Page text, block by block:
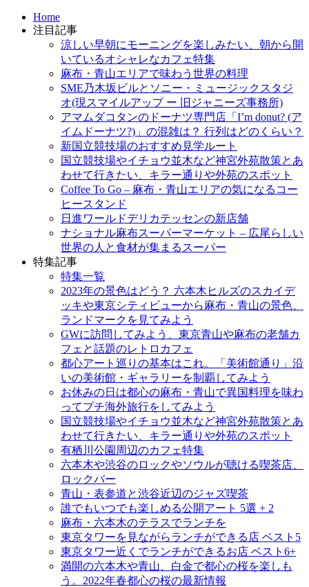
テ
ン
ツ
ス
キ
プ
Home
注目記事
涼しい早朝にモーニングを楽しみたい、朝から開
いているオシャレなカフェ特集
麻布・青山エリアで味わう世界の料理
SME乃木坂ビルとソニー・ミュージックスタジ
オ(現スマイルアップ ー 旧ジャニーズ事務所)
アマムダコタンのドーナツ専門店「I’m donut? (ア
イムドーナツ?)」の混雑は？ 行列はどのくらい？
新国立競技場のおすすめ見学ルート
国立競技場やイチョウ並木など神宮外苑散策とあ
わせて行きたい、キラー通りや外苑のスポット
Coffee To Go – 麻布・青山エリアの気になるコー
ヒースタンド
日進ワールドデリカテッセンの新店舗
ナショナル麻布スーパーマーケット – 広尾らしい
世界の人と食材が集まるスーパー
特集記事
特集一覧
2023年の景色はどう？ 六本木ヒルズのスカイデ
ッキや東京シティビューから麻布・青山の景色、
ランドマークを見てみよう
GWに訪問してみよう、東京青山や麻布の老舗カ
フェと話題のレトロカフェ
都心アート巡りの基本はこれ。「美術館通り」沿
いの美術館・ギャラリーを制覇してみよう
お休みの日は都心の麻布・青山で異国料理を味わ
ってプチ海外旅行をしてみよう
国立競技場やイチョウ並木など神宮外苑散策とあ
わせて行きたい、キラー通りや外苑のスポット
有栖川公園周辺のカフェ特集
六本木や渋谷のロックやソウルが聴ける喫茶店、
ロックバー
青山・表参道と渋谷近辺のジャズ喫茶
誰でもいつでも楽しめる公開アート 5選 + 2
麻布・六本木のテラスでランチを
東京タワーを見ながらランチができる店 ベスト5
東京タワー近くでランチができるお店 ベスト6+
満開の六本木や青山、白金で都心の桜を楽しも
う。2022年春都心の桜の最新情報